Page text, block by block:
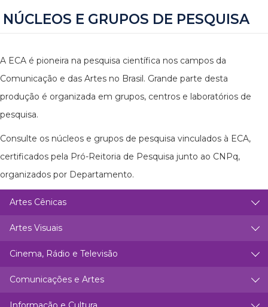
NÚCLEOS E GRUPOS DE PESQUISA
A ECA é pioneira na pesquisa científica nos campos da
Comunicação e das Artes no Brasil. Grande parte desta
produção é organizada em grupos, centros e laboratórios de
pesquisa.
Consulte os núcleos e grupos de pesquisa vinculados à ECA,
certificados pela Pró-Reitoria de Pesquisa junto ao CNPq,
organizados por Departamento.
Artes Cênicas
Artes Visuais
Cinema, Rádio e Televisão
Comunicações e Artes